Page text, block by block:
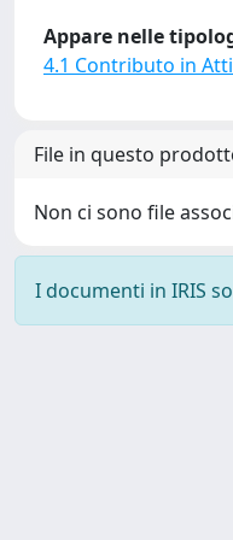
Appare nelle
4.1 Contributo in
File in questo
Non ci sono file
I documenti in IRIS